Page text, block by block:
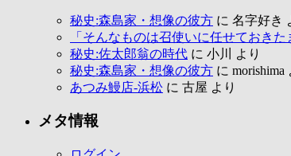
秘史:森島家・想像の彼方 に 名字好き
「そんなものは召使いに任せておきた
秘史:佐太郎翁の時代 に 小川
より
秘史:森島家・想像の彼方 に morishima
あつみ鰻店-浜松 に 古屋 より
メタ情報